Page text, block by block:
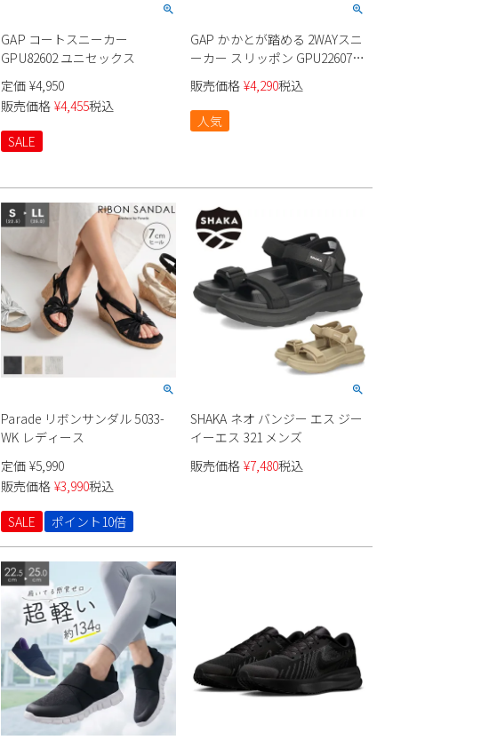
GAP コートスニーカー
GPU82602 ユニセックス
定価 ¥4,950
販売価格 ¥4,455税込
SALE
GAP かかとが踏める 2WAYスニ
ーカー スリッポン GPU22607
ユニセックス
販売価格 ¥4,290税込
人気
Parade リボンサンダル 5033-
WK レディース
定価 ¥5,990
販売価格 ¥3,990税込
SALE
ポイント10倍
SHAKA ネオ バンジー エス ジー
イーエス 321 メンズ
販売価格 ¥7,480税込